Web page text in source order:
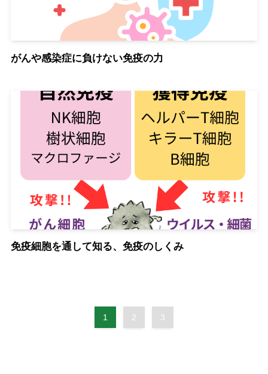
がんや感染症に負けない免疫の力
免疫細胞を通して知る、免疫のしくみ
1 2 3